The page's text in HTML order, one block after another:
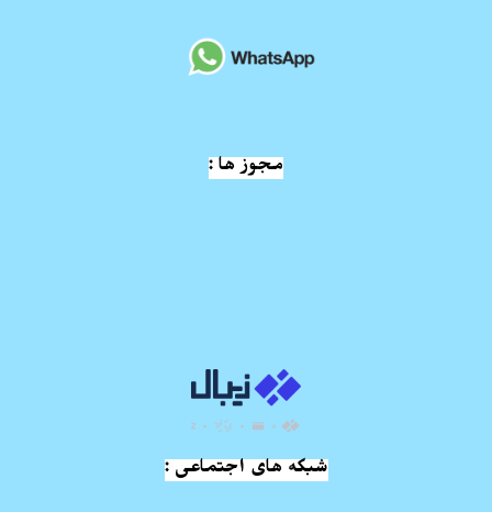
مجوز ها :
شبکه های اجتماعی :